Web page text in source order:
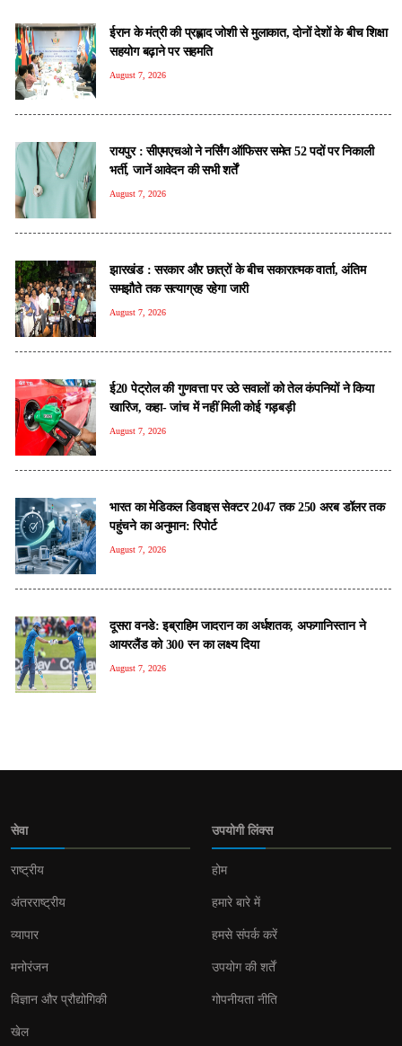
ईरान के मंत्री की प्रह्लाद जोशी से मुलाकात, दोनों देशों के बीच शिक्षा
सहयोग बढ़ाने पर सहमति
August 7, 2026
रायपुर : सीएमएचओ ने नर्सिंग ऑफिसर समेत 52 पदों पर निकाली
भर्ती, जानें आवेदन की सभी शर्तें
August 7, 2026
झारखंड : सरकार और छात्रों के बीच सकारात्मक वार्ता, अंतिम
समझौते तक सत्याग्रह रहेगा जारी
August 7, 2026
ई20 पेट्रोल की गुणवत्ता पर उठे सवालों को तेल कंपनियों ने किया
खारिज, कहा- जांच में नहीं मिली कोई गड़बड़ी
August 7, 2026
भारत का मेडिकल डिवाइस सेक्टर 2047 तक 250 अरब डॉलर तक
पहुंचने का अनुमान: रिपोर्ट
August 7, 2026
दूसरा वनडे: इब्राहिम जादरान का अर्धशतक, अफगानिस्तान ने
आयरलैंड को 300 रन का लक्ष्य दिया
August 7, 2026
सेवा
राष्ट्रीय
अंतरराष्ट्रीय
व्यापार
मनोरंजन
विज्ञान और प्रौद्योगिकी
खेल
उपयोगी लिंक्स
होम
हमारे बारे में
हमसे संपर्क करें
उपयोग की शर्तें
गोपनीयता नीति